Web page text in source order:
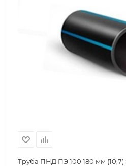
Труба ПНД ПЭ 100 180 мм (10,7)